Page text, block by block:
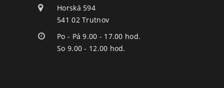
Horská 594
541 02 Trutnov
Po - Pá 9.00 - 17.00 hod.
So 9.00 - 12.00 hod.